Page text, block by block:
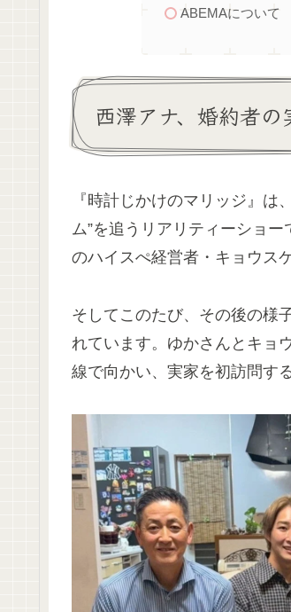
ABEMAについて
西澤アナ、婚約者
『時計じかけのマリッジ』は
ム”を追うリアリティーショ
のハイスぺ経営者・キョウス
そしてこのたび、その後の様
れています。ゆかさんとキョ
線で向かい、実家を初訪問す